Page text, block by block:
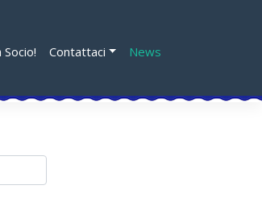
Contattaci News